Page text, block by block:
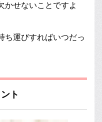
かせないことですよ
ち運びすればいつだっ
ト